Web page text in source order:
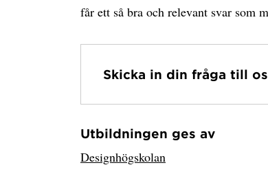
får ett så bra och relevant svar som
Skicka in din fråga till
Har hämtat avsändare.
Utbildningen ges av
Designhögskolan